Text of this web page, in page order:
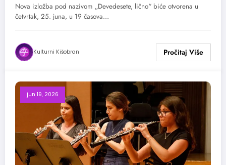
decenije
Nova izložba pod nazivom „Devedesete, lično“ biće otvorena u
četvrtak, 25. juna, u 19 časova…
Kulturni Kišobran
jun 19, 2026